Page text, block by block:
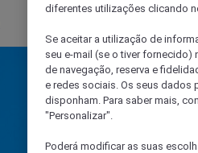
diferentes utilizações clicando
Se aceitar a utilização de
seu e-mail (se o tiver
de navegação, reserva e
e redes sociais. Os seus dados
disponham. Para saber mais,
"Personalizar".
Poderá modificar as suas